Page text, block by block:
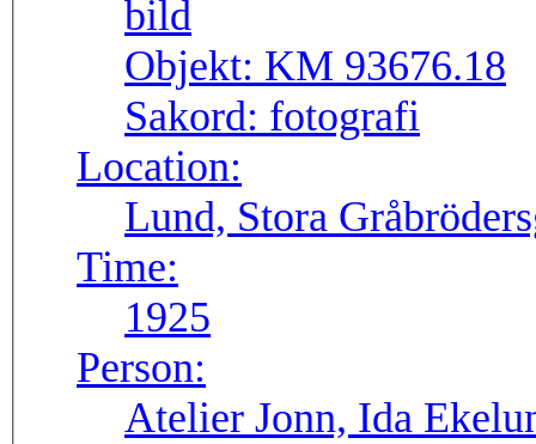
Objekt: KM 93676.18
Sakord: fotografi
Location:
Lund, Stora
Time:
1925
Person:
Atelier Jonn, Ida